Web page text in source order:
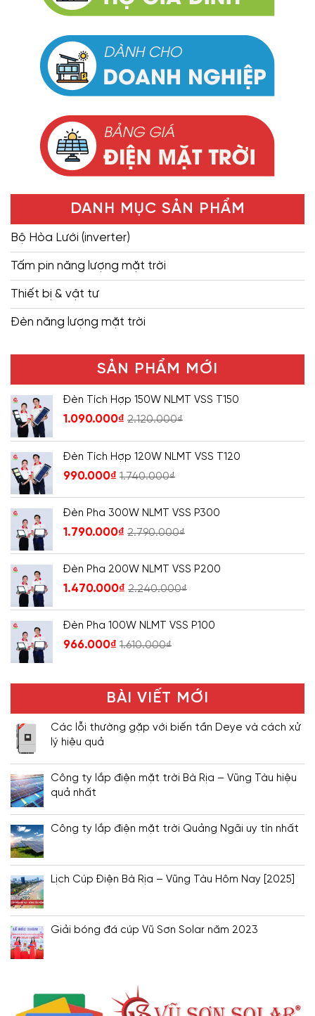
DANH MỤC SẢN PHẨM
Bộ Hòa Lưới (inverter)
Tấm pin năng lượng mặt trời
Thiết bị & vật tư
Đèn năng lượng mặt trời
SẢN PHẨM MỚI
Đèn Tích Hợp 150W NLMT VSS T150
1.090.000₫ 2.120.000₫
Đèn Tích Hợp 120W NLMT VSS T120
990.000₫ 1.740.000₫
Đèn Pha 300W NLMT VSS P300
1.790.000₫ 2.790.000₫
Đèn Pha 200W NLMT VSS P200
1.470.000₫ 2.240.000₫
Đèn Pha 100W NLMT VSS P100
966.000₫ 1.610.000₫
BÀI VIẾT MỚI
Các lỗi thường gặp với biến tần Deye và cách xử
lý hiệu quả
Công ty lắp điện mặt trời Bà Rịa – Vũng Tàu hiệu
quả nhất
Công ty lắp điện mặt trời Quảng Ngãi uy tín nhất
Lịch Cúp Điện Bà Rịa – Vũng Tàu Hôm Nay [2025]
Giải bóng đá cúp Vũ Sơn Solar năm 2023